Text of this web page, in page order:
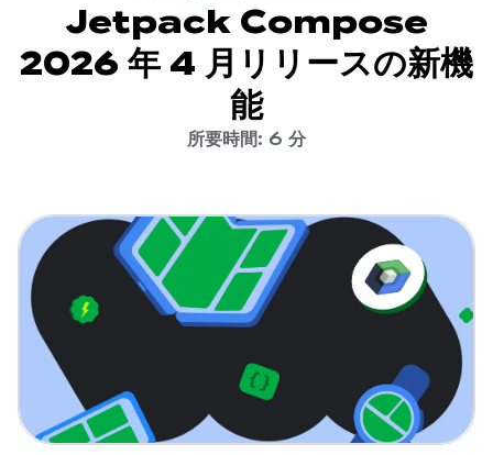
Jetpack Compose
2026 年 4 月リリースの新機
能
所要時間: 6 分